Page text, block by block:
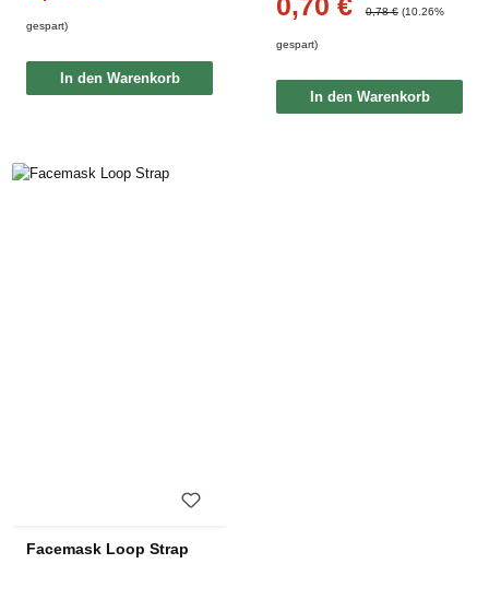
gespart)
In den Warenkorb
0,70 € 0,78 € (10.26%
gespart)
In den Warenkorb
Facemask Loop Strap